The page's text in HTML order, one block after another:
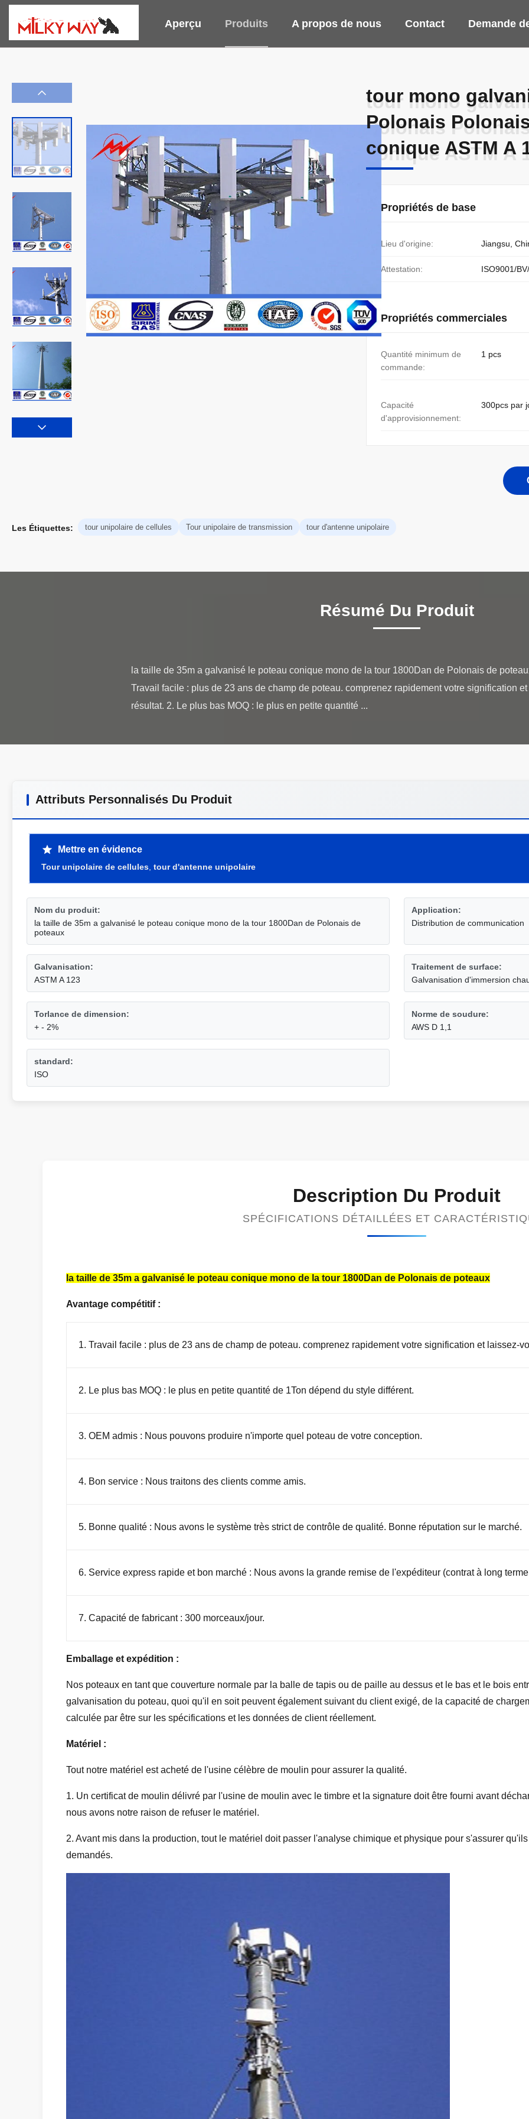
Aperçu Produits A propos de nous Contact Demande
tour mono
Polonais
conique ASTM A
tour mono
Polonais
conique ASTM A
Propriétés de base
Lieu d'origine: Jiangsu,
Attestation: ISO9001/BV/
Propriétés commerciales
Quantité minimum de
commande:
1 pcs
Capacité
d'approvisionnement:
300pcs par
Les Étiquettes: tour unipolaire de cellules Tour unipolaire de transmission tour d'antenne unipolaire
Résumé Du Produit
la taille de 35m a galvanisé le poteau conique mono de la tour 1800Dan de Polonais de
Travail facile : plus de 23 ans de champ de poteau. comprenez rapidement votre signification
Attributs Personnalisés Du Produit
Mettre en évidence
Tour unipolaire de cellules tour d'antenne unipolaire
Nom du produit:
la taille de 35m a galvanisé le poteau conique mono de la tour 1800Dan de Polonais de
poteaux
Application:
Distribution de communication
Galvanisation:
ASTM A 123
Traitement de surface:
Galvanisation d'immersion
Torlance de dimension:
+ - 2%
Norme de soudure:
AWS D 1,1
standard:
ISO
Description Du Produit
SPÉCIFICATIONS DÉTAILLÉES ET
la taille de 35m a galvanisé le poteau conique mono de la tour 1800Dan de Polonais de poteaux
Avantage compétitif :
1. Travail facile : plus de 23 ans de champ de poteau. comprenez rapidement votre signification et laissez-
2. Le plus bas MOQ : le plus en petite quantité de 1Ton dépend du style différent.
3. OEM admis : Nous pouvons produire n'importe quel poteau de votre conception.
4. Bon service : Nous traitons des clients comme amis.
5. Bonne qualité : Nous avons le système très strict de contrôle de qualité. Bonne réputation sur le marché.
6. Service express rapide et bon marché : Nous avons la grande remise de l'expéditeur (contrat à long
7. Capacité de fabricant : 300 morceaux/jour.
Emballage et expédition :
Nos poteaux en tant que couverture normale par la balle de tapis ou de paille au dessus et le bas et le bois
galvanisation du poteau, quoi qu'il en soit peuvent également suivant du client exigé, de la capacité de
calculée par être sur les spécifications et les données de client réellement.
Matériel :
Tout notre matériel est acheté de l'usine célèbre de moulin pour assurer la qualité.
1. Un certificat de moulin délivré par l'usine de moulin avec le timbre et la signature doit être fourni avant
nous avons notre raison de refuser le matériel.
2. Avant mis dans la production, tout le matériel doit passer l'analyse chimique et physique pour s'assurer
demandés.